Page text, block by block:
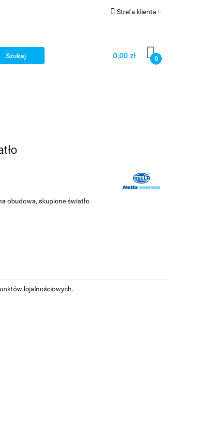
Strefa klienta
Zarejestruj się
Dodaj zgłoszenie
0,00 zł 0
obudowa, skupione światło
lojalnościowych.